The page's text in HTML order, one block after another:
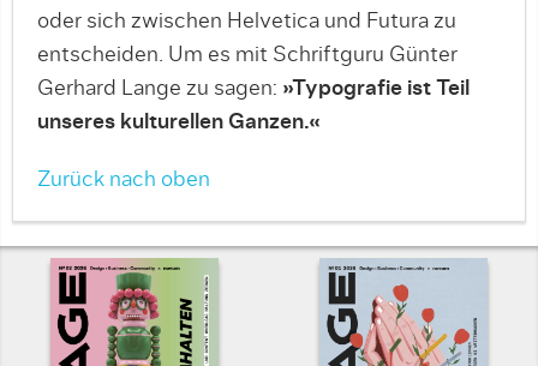
oder sich zwischen Helvetica und Futura zu
entscheiden. Um es mit Schriftguru Günter
Gerhard Lange zu sagen: »Typografie ist Teil
unseres kulturellen Ganzen.«
Zurück nach oben